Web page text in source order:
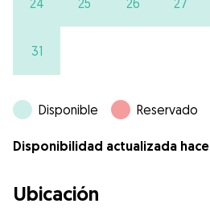
31
Disponible Reservado
Disponibilidad actualizada hace
Ubicación